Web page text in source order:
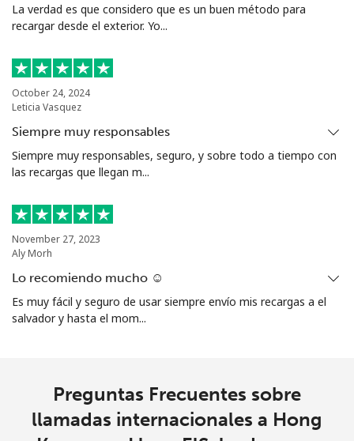
La verdad es que considero que es un buen método para
recargar desde el exterior. Yo...
October 24, 2024
Leticia Vasquez
Siempre muy responsables
Siempre muy responsables, seguro, y sobre todo a tiempo con
las recargas que llegan m...
November 27, 2023
Aly Morh
Lo recomiendo mucho ☺️
Es muy fácil y seguro de usar siempre envío mis recargas a el
salvador y hasta el mom...
Preguntas Frecuentes sobre
llamadas internacionales a Hong